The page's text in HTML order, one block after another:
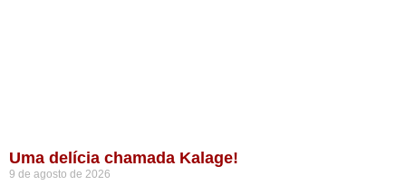
Uma delícia chamada Kalage!
9 de agosto de 2026